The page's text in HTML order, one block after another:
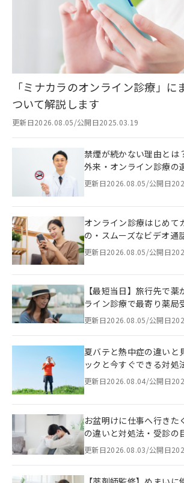
「ミナカラのオンライン診療」に
ついて解説します
更新日2026.08.05/公開日2025.03.19
禁煙が続かない理由とは
外来・オンライン診療の
更新日2026.08.05/公開日
オンライン診療はじめ
の・スムーズなビデオ通
更新日2026.08.05/公開日
【最短当日】旅行先で
ライン診療で最寄り薬局
更新日2026.08.05/公開日
夏バテと熱中症の違いと
ックと今すぐできる対処
更新日2026.08.04/公開日
お盆明けに仕事へ行き
の違いと対処法・受診の
更新日2026.08.03/公開日